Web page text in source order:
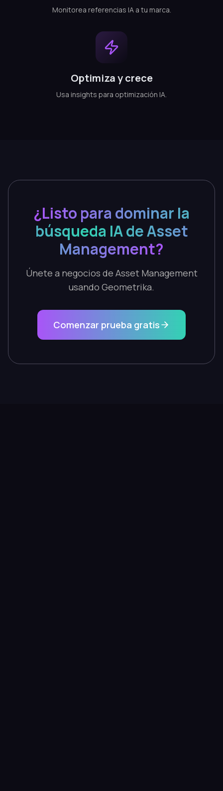
Monitorea referencias IA a tu marca.
Optimiza y crece
Usa insights para optimización IA.
¿Listo para dominar la
búsqueda IA de Asset
Management?
Únete a negocios de Asset Management
usando Geometrika.
Comenzar prueba gratis